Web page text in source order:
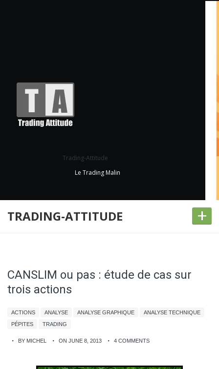
Trading-Attitude
Le Trading Malin
TRADING-ATTITUDE +
CANSLIM ou pas : étude de cas sur
trois actions
ACTIONS ANALYSE ANALYSE GRAPHIQUE
ANALYSE TECHNIQUE
PÉPITES
TRADING
BY MICHEL ON JUNE 8, 2013 4 COMMENTS